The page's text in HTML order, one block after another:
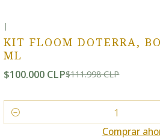
|
KIT FLOOM DOTERRA,
ML
$100.000 CLP$111.998 CLP
Cantidad
Comprar